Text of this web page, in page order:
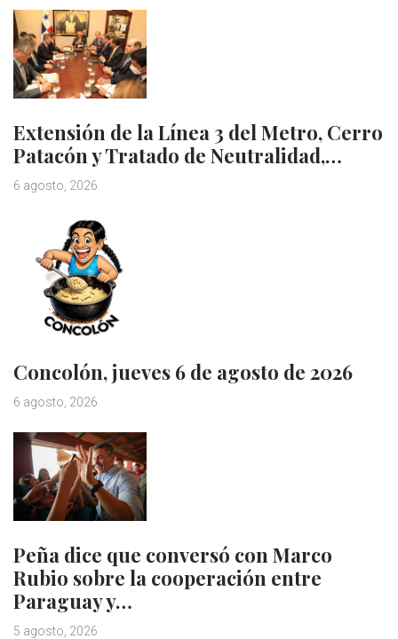
Extensión de la Línea 3 del Metro, Cerro
Patacón y Tratado de Neutralidad,…
6 agosto, 2026
Concolón, jueves 6 de agosto de 2026
6 agosto, 2026
Peña dice que conversó con Marco
Rubio sobre la cooperación entre
Paraguay y…
5 agosto, 2026